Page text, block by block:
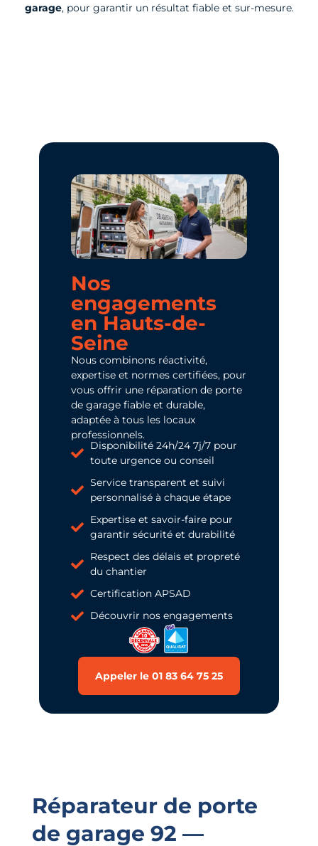
garage, pour garantir un résultat fiable et sur-mesure.
Nos
engagements
en Hauts-de-
Seine
Nous combinons réactivité,
expertise et normes certifiées, pour
vous offrir une réparation de porte
de garage fiable et durable,
adaptée à tous les locaux
professionnels.
Disponibilité 24h/24 7j/7 pour
toute urgence ou conseil
Service transparent et suivi
personnalisé à chaque étape
Expertise et savoir-faire pour
garantir sécurité et durabilité
Respect des délais et propreté
du chantier
Certification APSAD
Découvrir nos engagements
Appeler le 01 83 64 75 25
Réparateur de porte
de garage 92 —